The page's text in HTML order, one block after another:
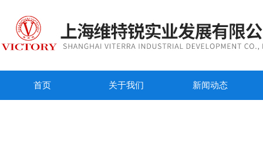
首页 关于我们 新闻动态